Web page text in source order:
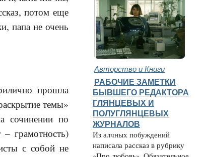
потом еще
папа не очень
прошла
темы»
сочинении по
грамотность)
с собой не
Авторство и Книги
РАБОЧИЕ ЗАМЕТКИ
БЫВШЕГО РЕДАКТОРА
ГЛЯНЦЕВЫХ И
ПОЛУГЛЯНЦЕВЫХ
ЖУРНАЛОВ
Из алчных побуждений
написала рассказ в рубрику